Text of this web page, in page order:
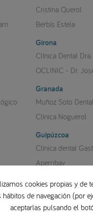
Cristina Querol
Berbís Estela
Girona
Clínica Dental
OCLINIC - Dr.
Granada
Muñoz Soto Dental
Clínica Noguerol
Guipúzcoa
Clínica dental
Aperribay
Jaén
Clínica Olavide
Saiz Pardo
cookies propias y de
hábitos de navegación (por
aceptarlas pulsando el